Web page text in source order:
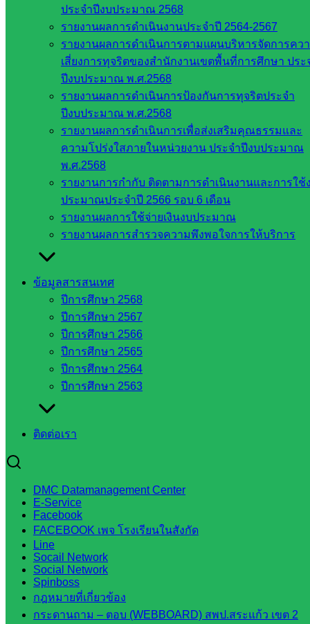
ประจำปีงบประมาณ 2568
รายงานผลการดำเนินงานประจำปี 2564-2567
รายงานผลการดำเนินการตามแผนบริหารจัดการคว
เสี่ยงการทุจริตของสำนักงานเขตพื้นที่การศึกษา ประ
ปีงบประมาณ พ.ศ.2568
รายงานผลการดำเนินการป้องกันการทุจริตประจำ
ปีงบประมาณ พ.ศ.2568
รายงานผลการดำเนินการเพื่อส่งเสริมคุณธรรมและ
ความโปร่งใสภายในหน่วยงาน ประจำปีงบประมาณ
พ.ศ.2568
รายงานการกำกับ ติดตามการดำเนินงานและการใช้
ประมาณประจำปี 2566 รอบ 6 เดือน
รายงานผลการใช้จ่ายเงินงบประมาณ
รายงานผลการสำรวจความพึงพอใจการให้บริการ
ข้อมูลสารสนเทศ
ปีการศึกษา 2568
ปีการศึกษา 2567
ปีการศึกษา 2566
ปีการศึกษา 2565
ปีการศึกษา 2564
ปีการศึกษา 2563
ติดต่อเรา
DMC Datamanagement Center
E-Service
Facebook
FACEBOOK เพจ โรงเรียนในสังกัด
Line
Socail Network
Social Network
Spinboss
กฎหมายที่เกี่ยวข้อง
กระดานถาม – ตอบ (WEBBOARD) สพป.สระแก้ว เขต 2
เว็บไซต์
สพม. ใน
เว็บไซต์
สพป. ใน
สังกัด
กรมบัญชี
กลาง
สำนักงาน
ส.ก.ส.ค
หน่วยงาน
ในจังหวัด
สระแก้ว
จังหวัด
สระแก้ว
องค์การ
ส่วน
จังหวัด
จังหวัด
สระแก้ว
สำนักงาน
ส.ก.ส.ค.
จังหวัด
สระแก้ว
สพป.
สระแก้ว
เขต 1